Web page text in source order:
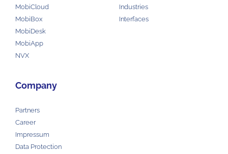
MobiCloud
MobiBox
MobiDesk
MobiApp
NVX
Industries
Interfaces
Company
Partners
Career
Impressum
Data Protection